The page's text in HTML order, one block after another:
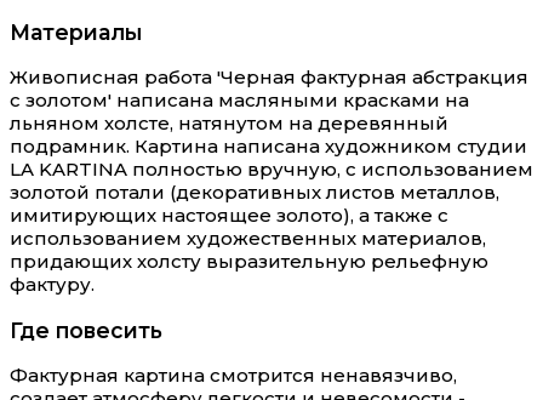
Материалы
Живописная работа 'Черная фактурная абстракция
с золотом' написана масляными красками на
льняном холсте, натянутом на деревянный
подрамник. Картина написана художником студии
LA KARTINA полностью вручную, с использованием
золотой потали (декоративных листов металлов,
имитирующих настоящее золото), а также с
использованием художественных материалов,
придающих холсту выразительную рельефную
фактуру.
Где повесить
Фактурная картина смотрится ненавязчиво,